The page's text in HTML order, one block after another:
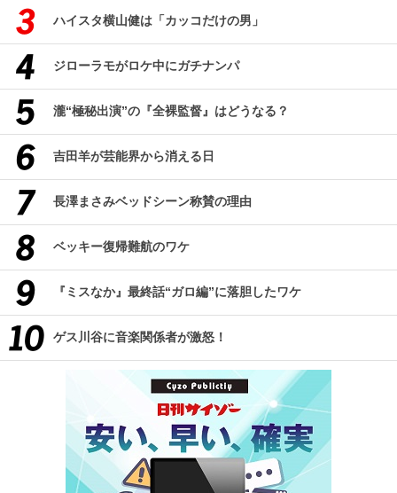
ハイスタ横山健は「カッコだけの男」
ジローラモがロケ中にガチナンパ
瀧“極秘出演”の『全裸監督』はどうなる？
吉田羊が芸能界から消える日
長澤まさみベッドシーン称賛の理由
ベッキー復帰難航のワケ
『ミスなか』最終話“ガロ編”に落胆したワケ
ゲス川谷に音楽関係者が激怒！